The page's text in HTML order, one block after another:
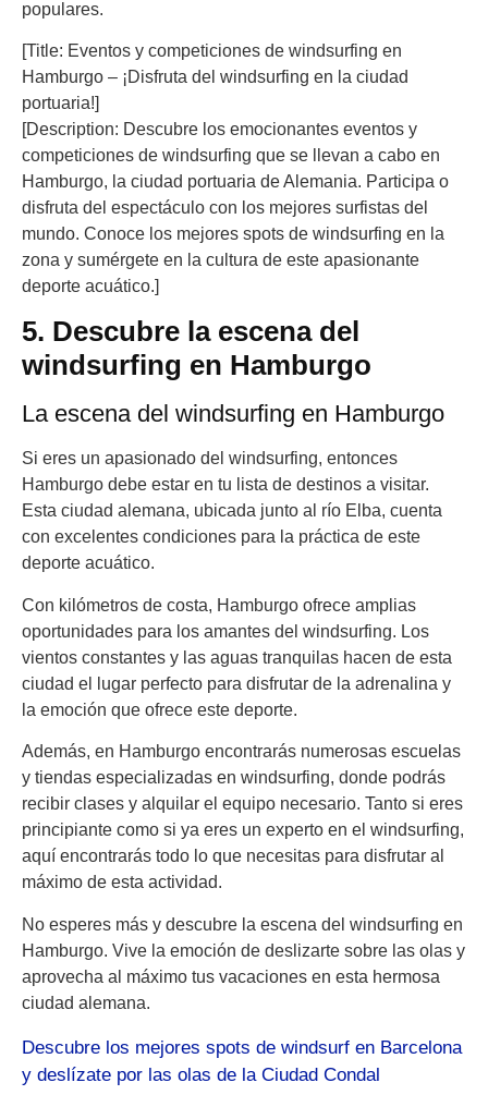
populares.
[Title: Eventos y competiciones de windsurfing en
Hamburgo – ¡Disfruta del windsurfing en la ciudad
portuaria!]
[Description: Descubre los emocionantes eventos y
competiciones de windsurfing que se llevan a cabo en
Hamburgo, la ciudad portuaria de Alemania. Participa o
disfruta del espectáculo con los mejores surfistas del
mundo. Conoce los mejores spots de windsurfing en la
zona y sumérgete en la cultura de este apasionante
deporte acuático.]
5. Descubre la escena del
windsurfing en Hamburgo
La escena del windsurfing en Hamburgo
Si eres un apasionado del windsurfing, entonces
Hamburgo debe estar en tu lista de destinos a visitar.
Esta ciudad alemana, ubicada junto al río Elba, cuenta
con excelentes condiciones para la práctica de este
deporte acuático.
Con kilómetros de costa, Hamburgo ofrece amplias
oportunidades para los amantes del windsurfing. Los
vientos constantes y las aguas tranquilas hacen de esta
ciudad el lugar perfecto para disfrutar de la adrenalina y
la emoción que ofrece este deporte.
Además, en Hamburgo encontrarás numerosas escuelas
y tiendas especializadas en windsurfing, donde podrás
recibir clases y alquilar el equipo necesario. Tanto si eres
principiante como si ya eres un experto en el windsurfing,
aquí encontrarás todo lo que necesitas para disfrutar al
máximo de esta actividad.
No esperes más y descubre la escena del windsurfing en
Hamburgo. Vive la emoción de deslizarte sobre las olas y
aprovecha al máximo tus vacaciones en esta hermosa
ciudad alemana.
Descubre los mejores spots de windsurf en Barcelona
y deslízate por las olas de la Ciudad Condal